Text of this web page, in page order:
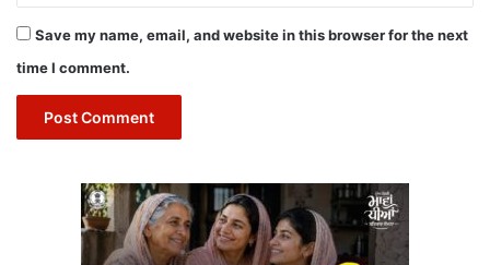
Save my name, email, and website in this browser for the next
time I comment.